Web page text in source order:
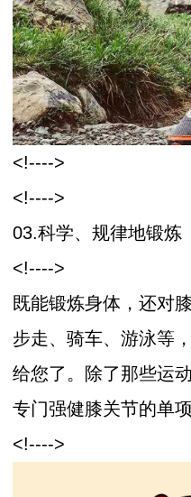
<!---->
<!---->
03.科学、规律地锻炼
<!---->
既能锻炼身体，还对
步走、骑车、游泳等
给您了。除了那些运
专门强健膝关节的单项
<!---->